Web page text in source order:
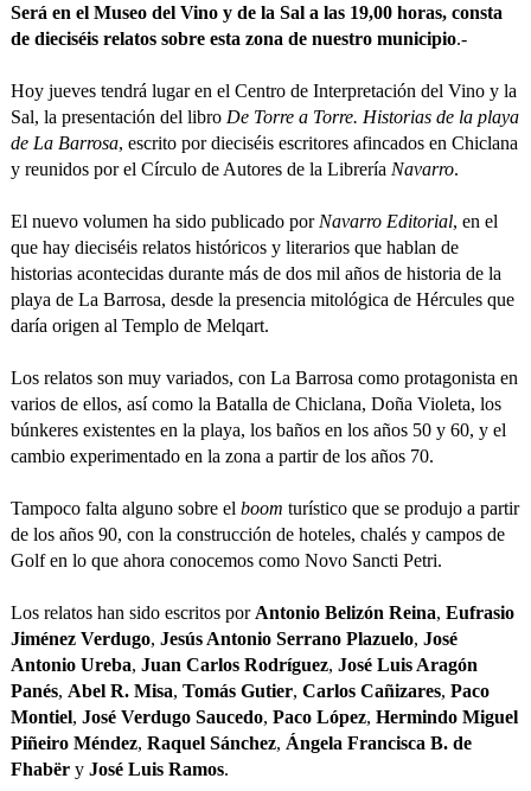
Será en el Museo del Vino y de la Sal a las 19,00 horas, consta
de dieciséis relatos sobre esta zona de nuestro municipio.-
Hoy jueves tendrá lugar en el Centro de Interpretación del Vino y la
Sal, la presentación del libro De Torre a Torre. Historias de la playa
de La Barrosa, escrito por dieciséis escritores afincados en Chiclana
y reunidos por el Círculo de Autores de la Librería Navarro.
El nuevo volumen ha sido publicado por Navarro Editorial, en el
que hay dieciséis relatos históricos y literarios que hablan de
historias acontecidas durante más de dos mil años de historia de la
playa de La Barrosa, desde la presencia mitológica de Hércules que
daría origen al Templo de Melqart.
Los relatos son muy variados, con La Barrosa como protagonista en
varios de ellos, así como la Batalla de Chiclana, Doña Violeta, los
búnkeres existentes en la playa, los baños en los años 50 y 60, y el
cambio experimentado en la zona a partir de los años 70.
Tampoco falta alguno sobre el boom turístico que se produjo a partir
de los años 90, con la construcción de hoteles, chalés y campos de
Golf en lo que ahora conocemos como Novo Sancti Petri.
Los relatos han sido escritos por Antonio Belizón Reina, Eufrasio
Jiménez Verdugo, Jesús Antonio Serrano Plazuelo, José
Antonio Ureba, Juan Carlos Rodríguez, José Luis Aragón
Panés, Abel R. Misa, Tomás Gutier, Carlos Cañizares, Paco
Montiel, José Verdugo Saucedo, Paco López, Hermindo Miguel
Piñeiro Méndez, Raquel Sánchez, Ángela Francisca B. de
Fhabëry José Luis Ramos.